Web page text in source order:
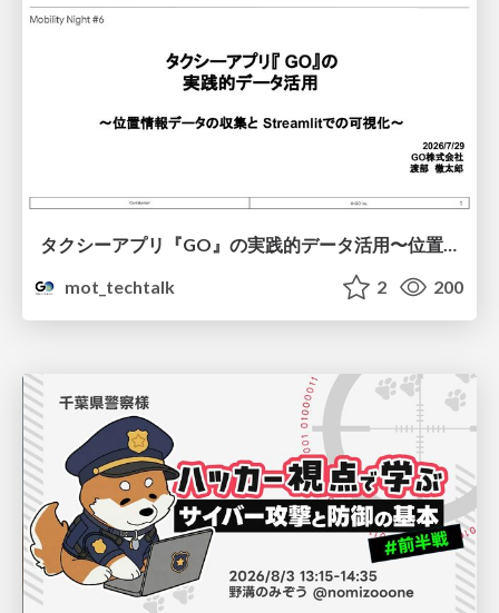
mot_techtalk
2 200